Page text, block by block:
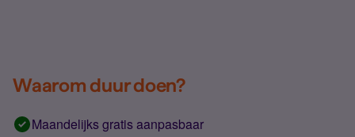
Waarom duur doen?
Maandelijks gratis aanpasbaar